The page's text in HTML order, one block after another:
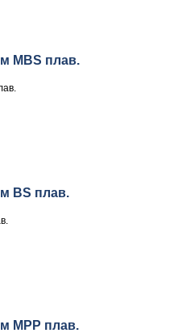
MBS плав.
BS плав.
MPP плав.